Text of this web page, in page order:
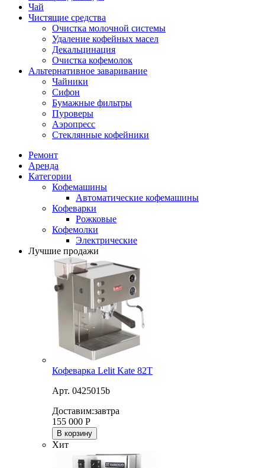
Чай
Чистящие средства
Очистка молочной системы
Удаление кофейных масел
Декальцинация
Очистка кофемолок
Альтернативное заваривание
Чайники
Сифон
Бумажные фильтры
Пуроверы
Аэропресс
Стеклянные кофейники
Ремонт
Аренда
Категории
Кофемашины
Автоматические кофемашины
Кофеварки
Рожковые
Кофемолки
Электрические
Лучшие продажи
Кофеварка Lelit Kate 82T
Арт. 0425015b
Доставим:завтра
155 000 Р
В корзину
Хит